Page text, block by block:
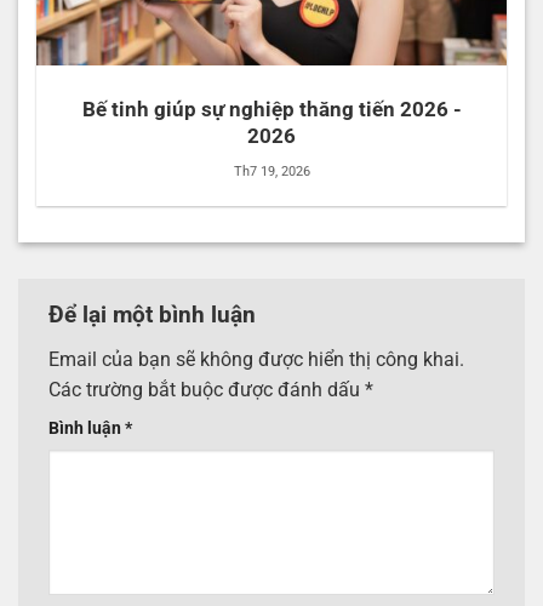
Bế tinh giúp sự nghiệp thăng tiến 2026 -
2026
Th7 19, 2026
Để lại một bình luận
Email của bạn sẽ không được hiển thị công khai.
Các trường bắt buộc được đánh dấu *
Bình luận *